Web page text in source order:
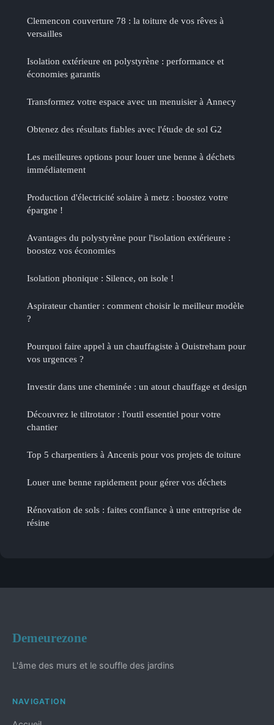
Clemencon couverture 78 : la toiture de vos rêves à
versailles
Isolation extérieure en polystyrène : performance et
économies garantis
Transformez votre espace avec un menuisier à Annecy
Obtenez des résultats fiables avec l'étude de sol G2
Les meilleures options pour louer une benne à déchets
immédiatement
Production d'électricité solaire à metz : boostez votre
épargne !
Avantages du polystyrène pour l'isolation extérieure :
boostez vos économies
Isolation phonique : Silence, on isole !
Aspirateur chantier : comment choisir le meilleur modèle
?
Pourquoi faire appel à un chauffagiste à Ouistreham pour
vos urgences ?
Investir dans une cheminée : un atout chauffage et design
Découvrez le tiltrotator : l'outil essentiel pour votre
chantier
Top 5 charpentiers à Ancenis pour vos projets de toiture
Louer une benne rapidement pour gérer vos déchets
Rénovation de sols : faites confiance à une entreprise de
résine
Demeurezone
L'âme des murs et le souffle des jardins
NAVIGATION